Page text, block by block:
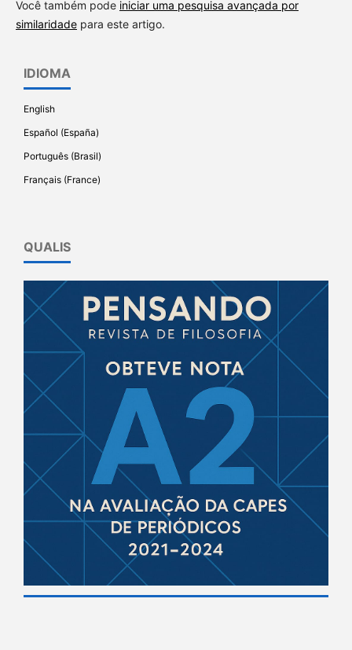
Você também pode iniciar uma pesquisa avançada por
similaridadepara este artigo.
IDIOMA
English
Español (España)
Português (Brasil)
Français (France)
QUALIS